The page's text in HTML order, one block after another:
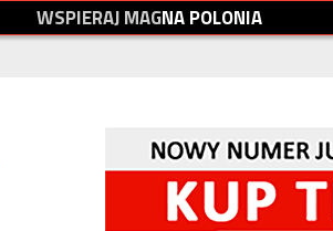
WSPIERAJMAGNAPOLONIA